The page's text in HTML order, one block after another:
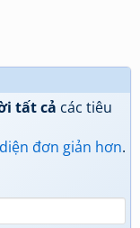
tất cả các tiêu
đơn giản hơn.